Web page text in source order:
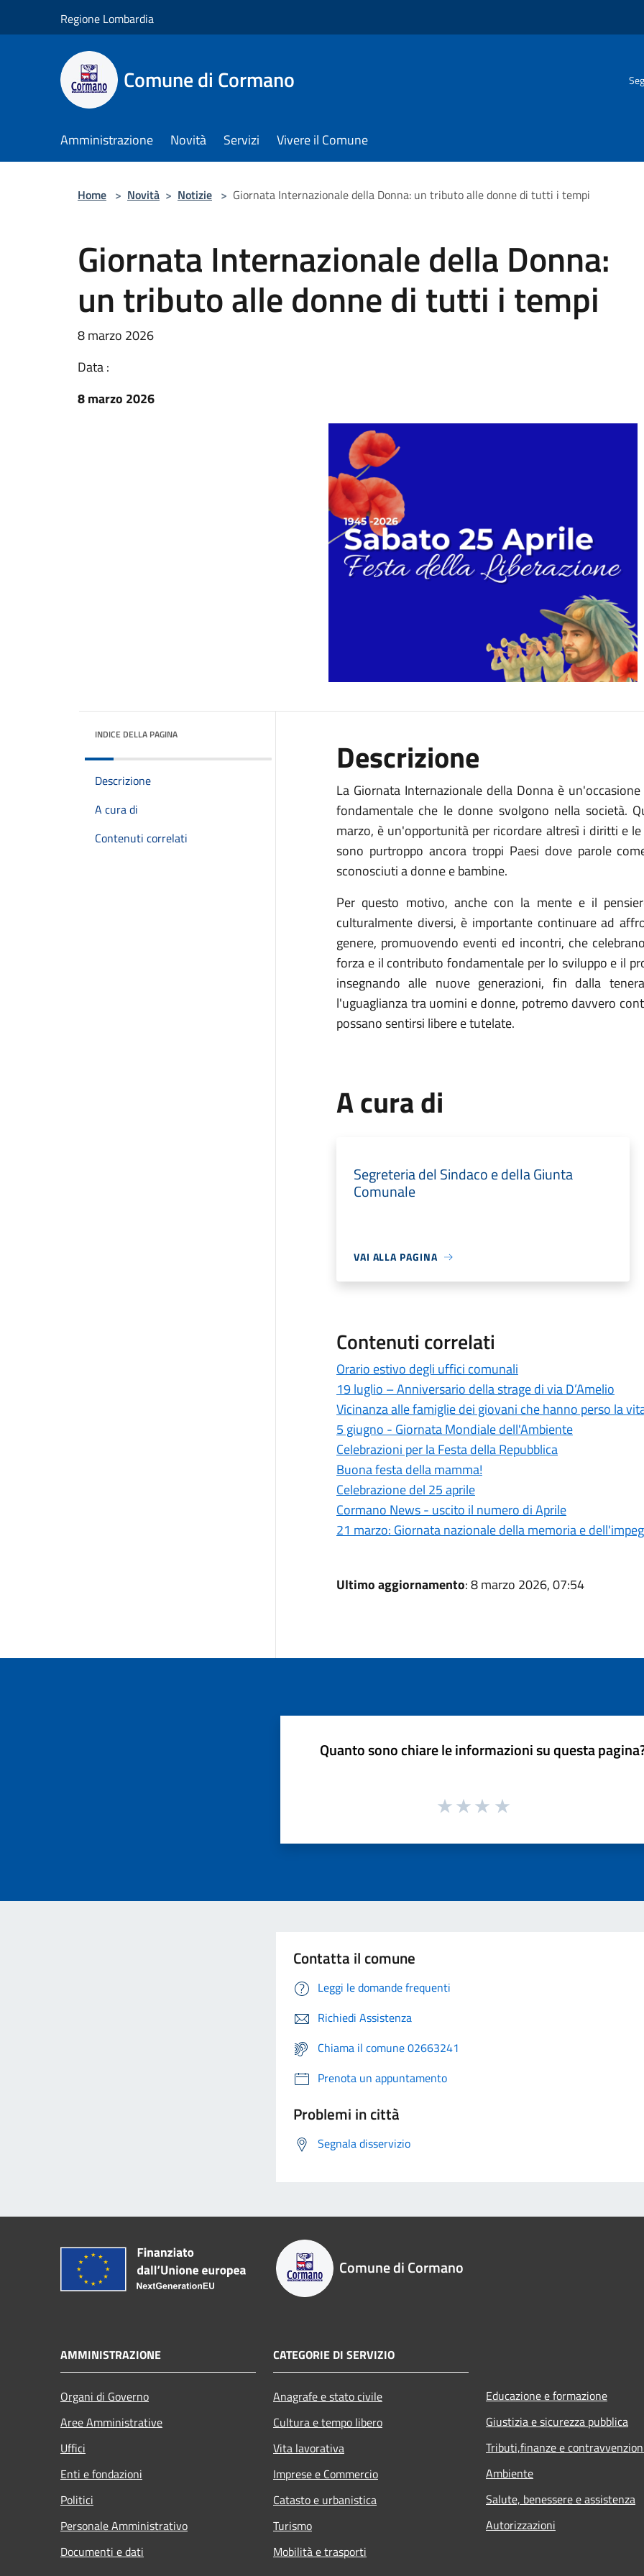
Regione Lombardia
Comune di Cormano
Amministrazione Novità Servizi Vivere il Comune
Home > Novità > Notizie > Giornata Internazionale della Donna: un tributo alle donne di tutti i tempi
Giornata Internazionale della Donna:
un tributo alle donne di tutti i tempi
8 marzo 2026
Data :
8 marzo 2026
INDICE DELLA PAGINA
Descrizione
A cura di
Contenuti correlati
Descrizione
La Giornata Internazionale della Donna è
fondamentale che le donne svolgono nella società.
marzo, è un'opportunità per ricordare altresì i diritti e
sono purtroppo ancora troppi Paesi dove parole
sconosciuti a donne e bambine.
Per questo motivo, anche con la mente e il
culturalmente diversi, è importante continuare ad
genere, promuovendo eventi ed incontri, che
forza e il contributo fondamentale per lo sviluppo e il
insegnando alle nuove generazioni, fin dalla
l'uguaglianza tra uomini e donne, potremo davvero
possano sentirsi libere e tutelate.
A cura di
Segreteria del Sindaco e della Giunta
Comunale
VAI ALLA PAGINA
Contenuti correlati
Orario estivo degli uffici comunali
19 luglio – Anniversario della strage di via D’Amelio
Vicinanza alle famiglie dei giovani che hanno perso la
5 giugno - Giornata Mondiale dell'Ambiente
Celebrazioni per la Festa della Repubblica
Buona festa della mamma!
Celebrazione del 25 aprile
Cormano News - uscito il numero di Aprile
21 marzo: Giornata nazionale della memoria e
Ultimo aggiornamento: 8 marzo 2026, 07:54
Quanto sono chiare le informazioni su questa
Contatta il comune
Leggi le domande frequenti
Richiedi Assistenza
Chiama il comune 02663241
Prenota un appuntamento
Problemi in città
Segnala disservizio
Comune di Cormano
AMMINISTRAZIONE
Organi di Governo
Aree Amministrative
Uffici
Enti e fondazioni
Politici
Personale Amministrativo
Documenti e dati
CATEGORIE DI SERVIZIO
Anagrafe e stato civile
Cultura e tempo libero
Vita lavorativa
Imprese e Commercio
Catasto e urbanistica
Turismo
Mobilità e trasporti
Educazione e formazione
Giustizia e sicurezza pubblica
Tributi,finanze e
Ambiente
Salute, benessere e assistenza
Autorizzazioni